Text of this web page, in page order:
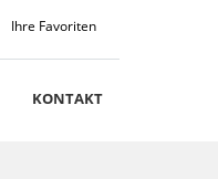
Ihre Favoriten
KONTAKT